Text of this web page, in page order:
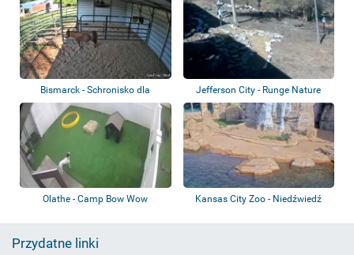
Bismarck - Schronisko dla
zwierząt
Jefferson City - Runge Nature
Center
Olathe - Camp Bow Wow
Kansas City Zoo - Niedźwiedź
Przydatne linki